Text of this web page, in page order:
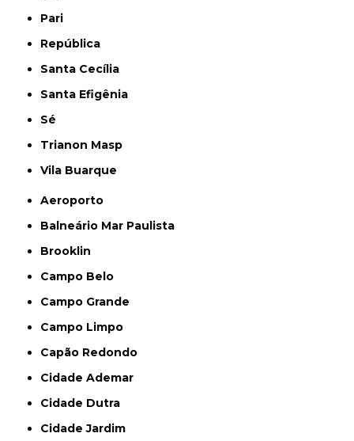
Pari
República
Santa Cecília
Santa Efigênia
Sé
Trianon Masp
Vila Buarque
Aeroporto
Balneário Mar Paulista
Brooklin
Campo Belo
Campo Grande
Campo Limpo
Capão Redondo
Cidade Ademar
Cidade Dutra
Cidade Jardim